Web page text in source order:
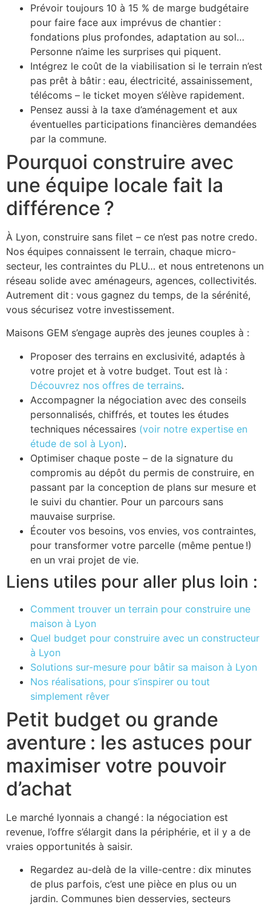
Prévoir toujours 10 à 15 % de marge budgétaire
pour faire face aux imprévus de chantier :
fondations plus profondes, adaptation au sol…
Personne n’aime les surprises qui piquent.
Intégrez le coût de la viabilisation si le terrain n’est
pas prêt à bâtir : eau, électricité, assainissement,
télécoms – le ticket moyen s’élève rapidement.
Pensez aussi à la taxe d’aménagement et aux
éventuelles participations financières demandées
par la commune.
Pourquoi construire avec
une équipe locale fait la
différence ?
À Lyon, construire sans filet – ce n’est pas notre credo.
Nos équipes connaissent le terrain, chaque micro-
secteur, les contraintes du PLU… et nous entretenons un
réseau solide avec aménageurs, agences, collectivités.
Autrement dit : vous gagnez du temps, de la sérénité,
vous sécurisez votre investissement.
Maisons GEM s’engage auprès des jeunes couples à :
Proposer des terrains en exclusivité, adaptés à
votre projet et à votre budget. Tout est là :
Découvrez nos offres de terrains.
Accompagner la négociation avec des conseils
personnalisés, chiffrés, et toutes les études
techniques nécessaires (voir notre expertise en
étude de sol à Lyon).
Optimiser chaque poste – de la signature du
compromis au dépôt du permis de construire, en
passant par la conception de plans sur mesure et
le suivi du chantier. Pour un parcours sans
mauvaise surprise.
Écouter vos besoins, vos envies, vos contraintes,
pour transformer votre parcelle (même pentue !)
en un vrai projet de vie.
Liens utiles pour aller plus loin :
Comment trouver un terrain pour construire une
maison à Lyon
Quel budget pour construire avec un constructeur
à Lyon
Solutions sur-mesure pour bâtir sa maison à Lyon
Nos réalisations, pour s’inspirer ou tout
simplement rêver
Petit budget ou grande
aventure : les astuces pour
maximiser votre pouvoir
d’achat
Le marché lyonnais a changé : la négociation est
revenue, l’offre s’élargit dans la périphérie, et il y a de
vraies opportunités à saisir.
Regardez au-delà de la ville-centre : dix minutes
de plus parfois, c’est une pièce en plus ou un
jardin. Communes bien desservies, secteurs